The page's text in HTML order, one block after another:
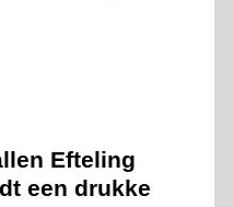
Efteling
een drukke